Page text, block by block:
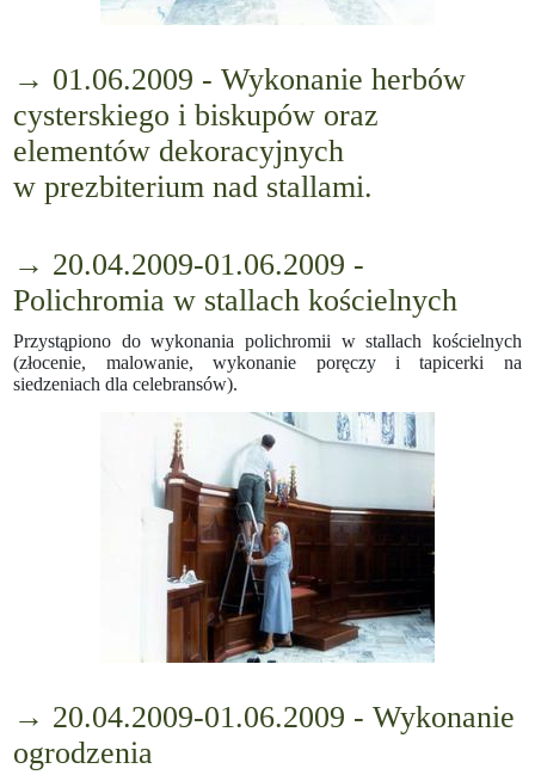
→ 01.06.2009 - Wykonanie herbów
cysterskiego i biskupów oraz
elementów dekoracyjnych
w prezbiterium nad stallami.
→ 20.04.2009-01.06.2009 -
Polichromia w stallach kościelnych
Przystąpiono do wykonania polichromii w stallach kościelnych
(złocenie, malowanie, wykonanie poręczy i tapicerki na
siedzeniach dla celebransów).
→ 20.04.2009-01.06.2009 - Wykonanie
ogrodzenia